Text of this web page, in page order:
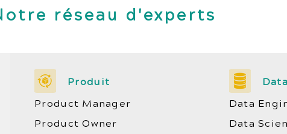
réseau d'experts
Produit
Product Manager
Product Owner
Data
Data
Data